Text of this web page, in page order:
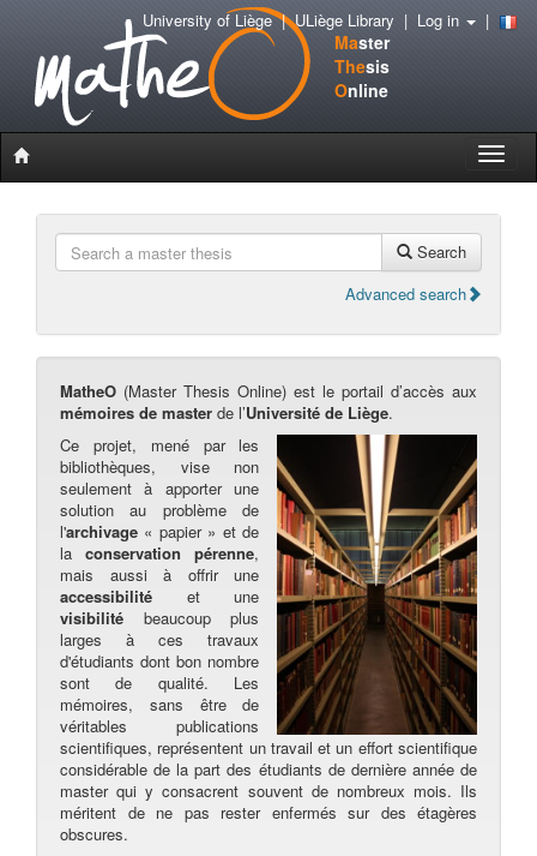
Master
Thesis
Online
Toggle
University of Liège|ULiège Library | Log in |
Search
Advanced search
MatheO (Master Thesis Online) est le portail d’accès aux
mémoires de master de l’Université de Liège.
Ce projet, mené par les
bibliothèques, vise non
seulement à apporter une
solution au problème de
l'archivage « papier » et de
laconservation pérenne,
mais aussi à offrir une
accessibilité et une
visibilité beaucoup plus
larges à ces travaux
d'étudiants dont bon nombre
sont de qualité. Les
mémoires, sans être de
véritables publications
scientifiques, représentent un travail et un effort scientifique
considérable de la part des étudiants de dernière année de
master qui y consacrent souvent de nombreux mois. Ils
méritent de ne pas rester enfermés sur des étagères
obscures.